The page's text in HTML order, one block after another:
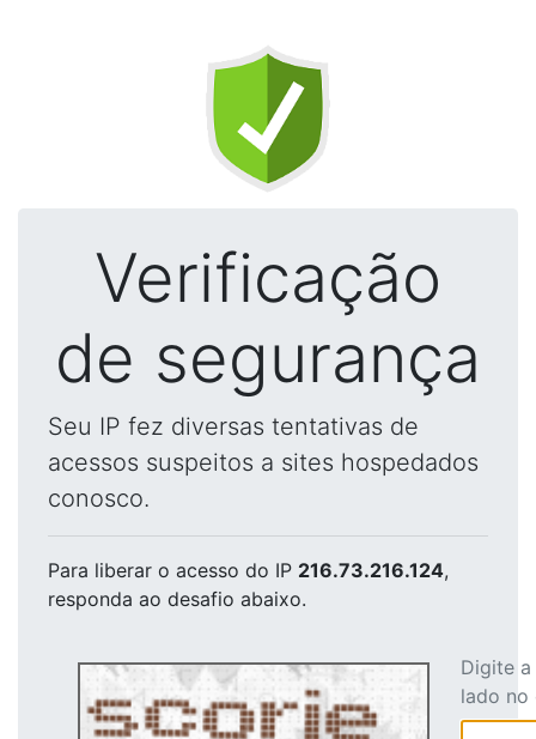
Verificação
de segurança
Seu IP fez diversas tentativas de
acessos suspeitos a sites hospedados
conosco.
Para liberar o acesso do IP 216.73.216.124,
responda ao desafio abaixo.
Digite
lado no